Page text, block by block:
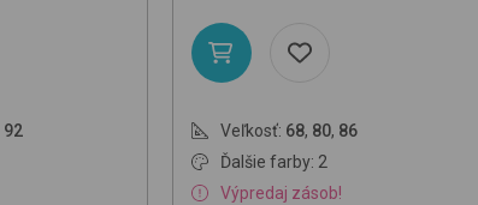
92
Veľkosť: 68, 80, 86
Ďalšie farby: 2
Výpredaj zásob!